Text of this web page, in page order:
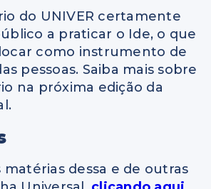
do UNIVER certamente
a praticar o Ide, o que
como instrumento de
pessoas. Saiba mais sobre
na próxima edição da
matérias dessa e de outras